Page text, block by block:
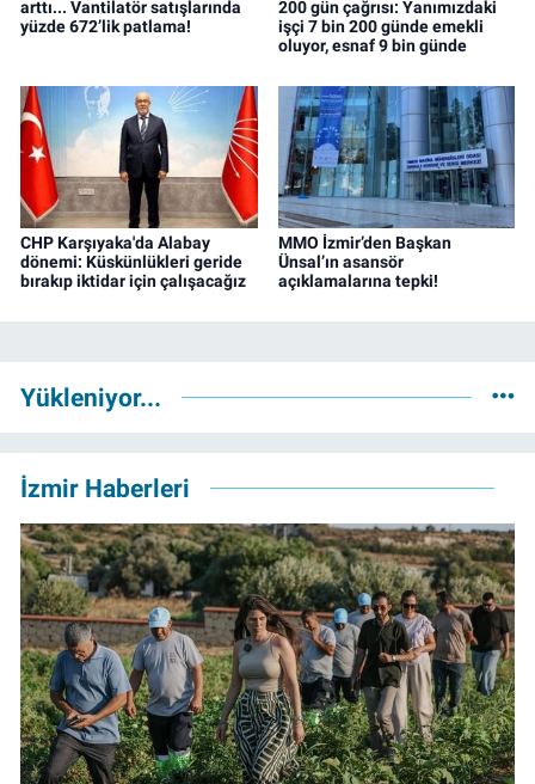
arttı... Vantilatör satışlarında
yüzde 672’lik patlama!
200 gün çağrısı: Yanımızdaki
işçi 7 bin 200 günde emekli
oluyor, esnaf 9 bin günde
CHP Karşıyaka'da Alabay
dönemi: Küskünlükleri geride
bırakıp iktidar için çalışacağız
MMO İzmir’den Başkan
Ünsal’ın asansör
açıklamalarına tepki!
Yükleniyor...
İzmir Haberleri